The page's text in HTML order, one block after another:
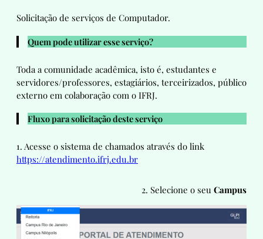
Solicitação de serviços de Computador.
Quem pode utilizar esse serviço?
Toda a comunidade acadêmica, isto é, estudantes e
servidores/professores, estagiários, terceirizados, público
externo em colaboração com o IFRJ.
Fluxo para solicitação deste serviço
1. Acesse o sistema de chamados através do link
https://atendimento.ifrj.edu.br
2. Selecione o seu Campus